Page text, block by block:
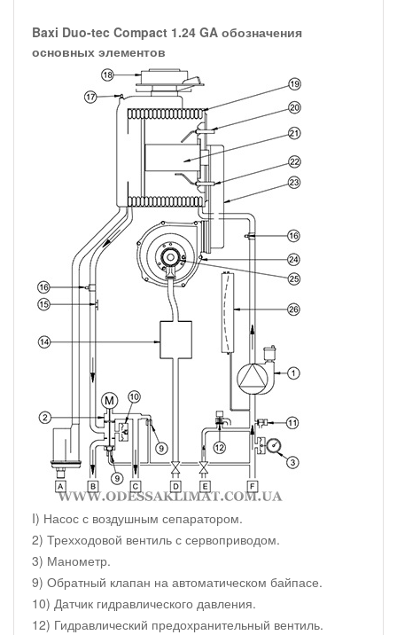
Baxi Duo-tec Compact 1.24 GA обозначения
основных элементов
I) Насос с воздушным сепаратором.
2) Трехходовой вентиль с сервоприводом.
3) Манометр.
9) Обратный клапан на автоматическом байпасе.
10) Датчик гидравлического давления.
12) Гидравлический предохранительный вентиль.